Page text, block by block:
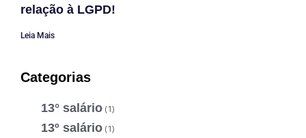
relação à LGPD!
Leia Mais
Categorias
13° salário (1)
13º salário (1)